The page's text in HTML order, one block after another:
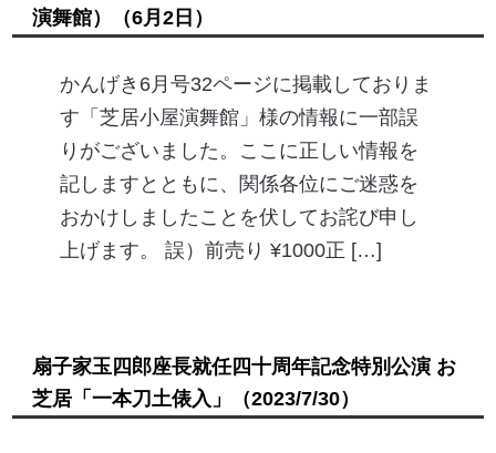
演舞館）
（6月2日）
かんげき6月号32ページに掲載しておりま
す「芝居小屋演舞館」様の情報に一部誤
りがございました。ここに正しい情報を
記しますとともに、関係各位にご迷惑を
おかけしましたことを伏してお詫び申し
上げます。 誤）前売り ¥1000正 […]
扇子家玉四郎座長就任四十周年記念特別公演 お
芝居「一本刀土俵入」
（2023/7/30）